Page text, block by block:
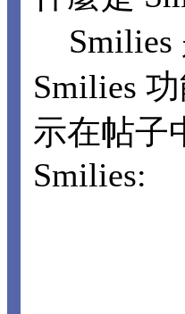
Smilies
Smilies
示在帖子
Smilies: